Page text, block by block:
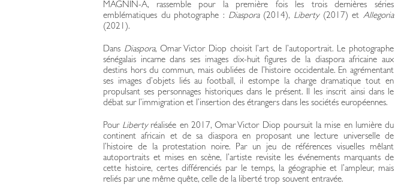
MAGNIN-A, rassemble pour la première fois les trois dernières séries
emblématiques du photographe : Diaspora(2014), Liberty(2017) etAllegoria
(2021).
Dans Diaspora, Omar Victor Diop choisit l’art de l’autoportrait. Le photographe
sénégalais incarne dans ses images dix-huit figures de la diaspora africaine aux
destins hors du commun, mais oubliées de l’histoire occidentale. En agrémentant
ses images d’objets liés au football, il estompe la charge dramatique tout en
propulsant ses personnages historiques dans le présent. Il les inscrit ainsi dans le
débat sur l’immigration et l’insertion des étrangers dans les sociétés européennes.
Pour Libertyréalisée en 2017, Omar Victor Diop poursuit la mise en lumière du
continent africain et de sa diaspora en proposant une lecture universelle de
l’histoire de la protestation noire. Par un jeu de références visuelles mêlant
autoportraits et mises en scène, l’artiste revisite les événements marquants de
cette histoire, certes différenciés par le temps, la géographie et l’ampleur, mais
reliés par une même quête, celle de la liberté trop souvent entravée.